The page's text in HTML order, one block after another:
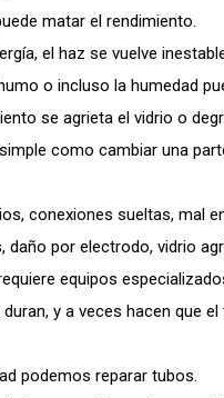
matar el rendimiento.
el haz se vuelve
o incluso la humedad
se agrieta el vidrio o
como cambiar una
conexiones sueltas, mal
daño por electrodo, vidrio
equipos
y a veces hacen que
podemos reparar tubos.